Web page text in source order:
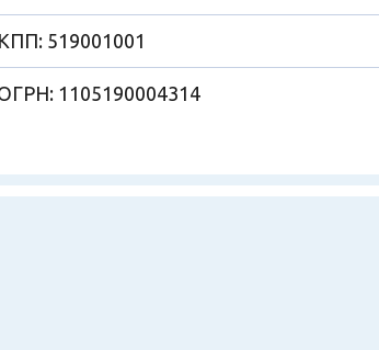
КПП: 519001001
1105190004314